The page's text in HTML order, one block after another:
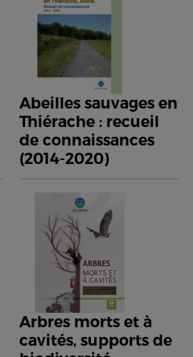
Abeilles sauvages en
Thiérache : recueil
de connaissances
(2014-2020)
Arbres morts et à
cavités, supports de